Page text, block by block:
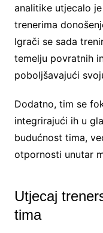
analitike utjecalo
trenerima
Igrači se sada
temelju povratnih
poboljšavajući
Dodatno, tim se
integrirajući ih u
budućnost tima,
otpornosti unutar
Utjecaj
tima